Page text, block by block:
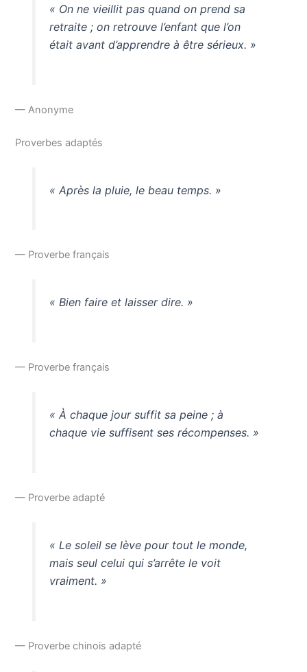
« On ne vieillit pas quand on prend sa
retraite ; on retrouve l’enfant que l’on
était avant d’apprendre à être sérieux. »
— Anonyme
Proverbes adaptés
« Après la pluie, le beau temps. »
— Proverbe français
« Bien faire et laisser dire. »
— Proverbe français
« À chaque jour suffit sa peine ; à
chaque vie suffisent ses récompenses. »
— Proverbe adapté
« Le soleil se lève pour tout le monde,
mais seul celui qui s’arrête le voit
vraiment. »
— Proverbe chinois adapté